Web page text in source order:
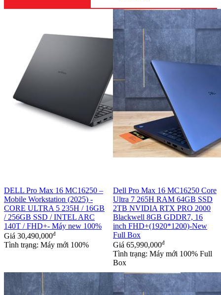
DELL Pro Max 16 MC16250 –
Mobile Workstation (2025) -
CORE ULTRA 5 235H / 16GB
/ 256GB SSD / INTEL ARC
140T / FHD+- Máy new 100%
Giá 30,490,000đ
Tình trạng: Máy mới 100%
Dell Pro Max 16 MC16250 Core
Ultra 7 265H RAM 64GB SSD
2TB NVIDIA RTX PRO 2000
Blackwell 8GB GDDR7, 16
inch FHD+(1920*1200)-New
Full Box
Giá 65,990,000đ
Tình trạng: Máy mới 100% Full
Box